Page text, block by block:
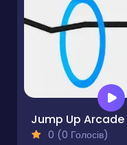
Jump Up Arcade
0 (0 Голосів)